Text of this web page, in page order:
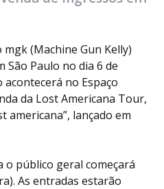
(Machine Gun Kelly)
São Paulo no dia 6 de
no Espaço
da Lost Americana Tour,
americana”, lançado em
o público geral começará
As entradas estarão